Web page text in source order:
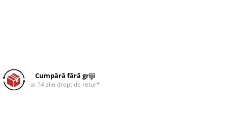
Cumpără fără griji
ai 14 zile drept de retur*